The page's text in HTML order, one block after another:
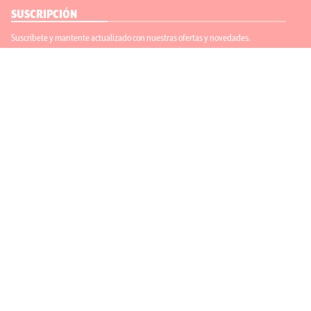
SUSCRIPCIÓN
Suscríbete y mantente actualizado con nuestras ofertas y novedades.